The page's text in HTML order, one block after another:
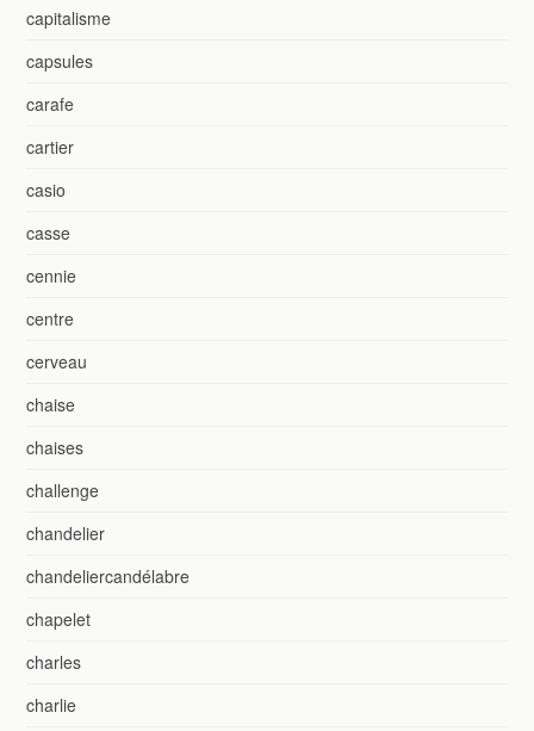
capitalisme
capsules
carafe
cartier
casio
casse
cennie
centre
cerveau
chaise
chaises
challenge
chandelier
chandeliercandélabre
chapelet
charles
charlie